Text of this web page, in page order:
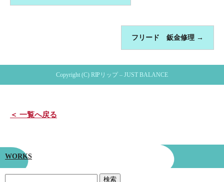
フリード 鈑金修理 →
Copyright (C) RIPリップ – JUST BALANCE
＜ 一覧へ戻る
WORKS